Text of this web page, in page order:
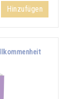
Hinzufügen